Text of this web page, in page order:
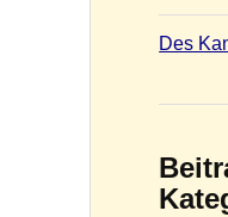
Des